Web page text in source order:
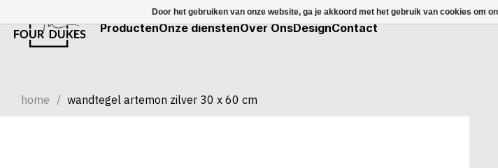
ProductenOnze dienstenOver OnsDesignContact
home / wandtegel artemon zilver 30 x 60 cm
Door het gebruiken van onze website, ga je akkoord met het gebruik van cookies om